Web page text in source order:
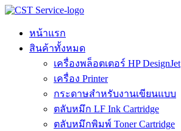
Skip
contentหน้าแรก
สินค้าทั้งหมด
เครื่องพล็อตเตอร์ HP DesignJet
เครื่อง Printer
กระดาษสำหรับงานเขียนแบบ
ตลับหมึก LF Ink Cartridge
ตลับหมึกพิมพ์ Toner Cartridge